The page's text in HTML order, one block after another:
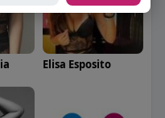
Elisa Esposito